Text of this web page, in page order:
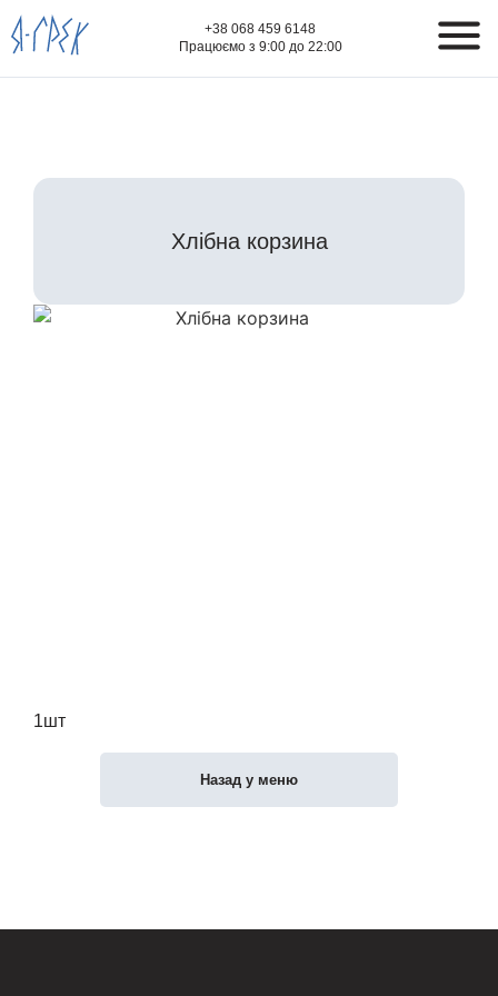
+38 068 459 6148
Працюємо з 9:00 до 22:00
Хлібна корзина
1шт
Назад у меню